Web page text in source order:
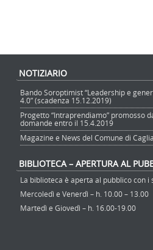
NOTIZIARIO
Bando Soroptimist “Leadership e
4.0” (scadenza 15.12.2019)
Progetto “Intraprendiamo” promosso
domande entro il 15.4.2019
Magazine e News del Comune di
BIBLIOTECA – APERTURA AL
La biblioteca è aperta al pubblico con i
Mercoledì e Venerdì – h. 10.00 – 13.00
Martedì e Giovedì – h. 16.00-19.00